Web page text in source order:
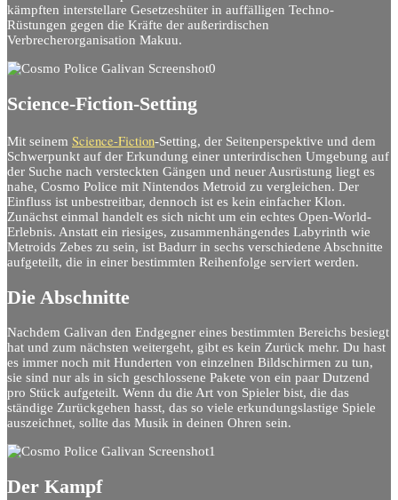
kämpften interstellare Gesetzeshüter in auffälligen Techno-
Rüstungen gegen die Kräfte der außerirdischen
Verbrecherorganisation Makuu.
Science-Fiction-Setting
Mit seinem Science-Fiction-Setting, der Seitenperspektive und dem
Schwerpunkt auf der Erkundung einer unterirdischen Umgebung auf
der Suche nach versteckten Gängen und neuer Ausrüstung liegt es
nahe, Cosmo Police mit Nintendos Metroid zu vergleichen. Der
Einfluss ist unbestreitbar, dennoch ist es kein einfacher Klon.
Zunächst einmal handelt es sich nicht um ein echtes Open-World-
Erlebnis. Anstatt ein riesiges, zusammenhängendes Labyrinth wie
Metroids Zebes zu sein, ist Badurr in sechs verschiedene Abschnitte
aufgeteilt, die in einer bestimmten Reihenfolge serviert werden.
Die Abschnitte
Nachdem Galivan den Endgegner eines bestimmten Bereichs besiegt
hat und zum nächsten weitergeht, gibt es kein Zurück mehr. Du hast
es immer noch mit Hunderten von einzelnen Bildschirmen zu tun,
sie sind nur als in sich geschlossene Pakete von ein paar Dutzend
pro Stück aufgeteilt. Wenn du die Art von Spieler bist, die das
ständige Zurückgehen hasst, das so viele erkundungslastige Spiele
auszeichnet, sollte das Musik in deinen Ohren sein.
Der Kampf